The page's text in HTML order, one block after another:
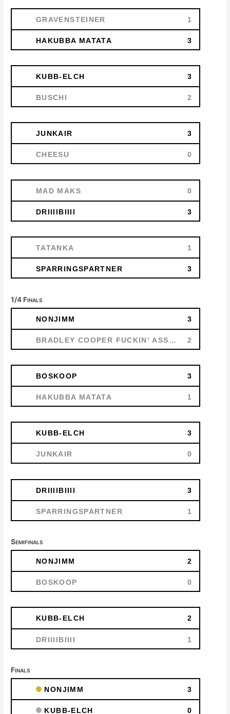
GRAVENSTEINER 1
HAKUBBA MATATA 3
KUBB-ELCH 3
BUSCHI 2
JUNKAIR 3
CHEESU 0
MAD MAKS 0
DRIIIIBIIII 3
TATANKA 1
SPARRINGSPARTNER 3
1/4 Finals
NONJIMM 3
BRADLEY COOPER FUCKIN‘ ASSHOOOLE 2
BOSKOOP 3
HAKUBBA MATATA 1
KUBB-ELCH 3
JUNKAIR 0
DRIIIIBIIII 3
SPARRINGSPARTNER 1
Semifinals
NONJIMM 2
BOSKOOP 0
KUBB-ELCH 2
DRIIIIBIIII 1
Finals
NONJIMM 3
KUBB-ELCH 0